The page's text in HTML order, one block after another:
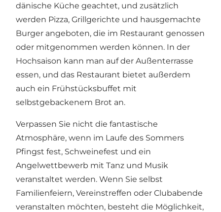
dänische Küche geachtet, und zusätzlich
werden Pizza, Grillgerichte und hausgemachte
Burger angeboten, die im Restaurant genossen
oder mitgenommen werden können. In der
Hochsaison kann man auf der Außenterrasse
essen, und das Restaurant bietet außerdem
auch ein Frühstücksbuffet mit
selbstgebackenem Brot an.
Verpassen Sie nicht die fantastische
Atmosphäre, wenn im Laufe des Sommers
Pfingst fest, Schweinefest und ein
Angelwettbewerb mit Tanz und Musik
veranstaltet werden. Wenn Sie selbst
Familienfeiern, Vereinstreffen oder Clubabende
veranstalten möchten, besteht die Möglichkeit,